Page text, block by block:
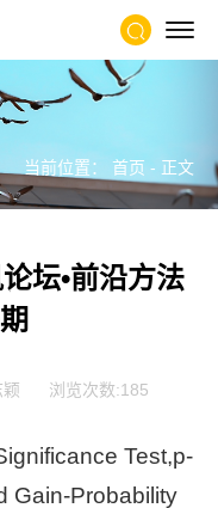
当前位置： 首页 - 正文
坛•前沿方法
浏览次数:185
Test,p-
Gain-Probability